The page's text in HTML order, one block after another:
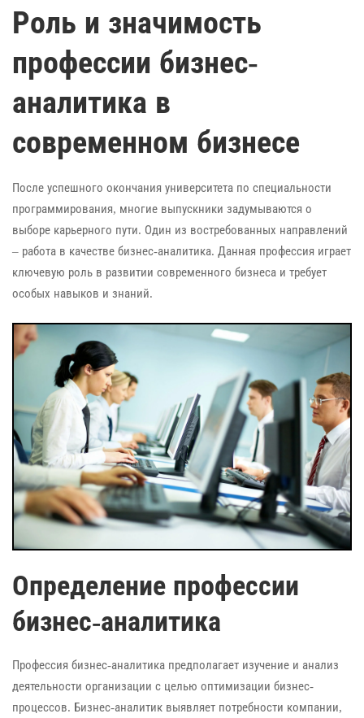
Роль и значимость
профессии бизнес-
аналитика в
современном бизнесе
После успешного окончания университета по специальности
программирования, многие выпускники задумываются о
выборе карьерного пути. Один из востребованных направлений
– работа в качестве бизнес-аналитика. Данная профессия играет
ключевую роль в развитии современного бизнеса и требует
особых навыков и знаний.
Определение профессии
бизнес-аналитика
Профессия бизнес-аналитика предполагает изучение и анализ
деятельности организации с целью оптимизации бизнес-
процессов. Бизнес-аналитик выявляет потребности компании,